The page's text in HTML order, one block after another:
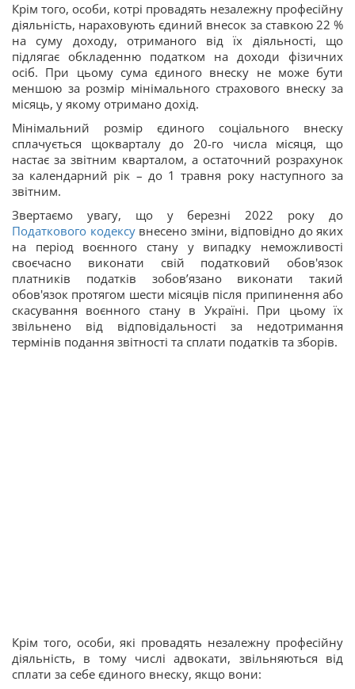
Крім того, особи, котрі провадять незалежну професійну
діяльність, нараховують єдиний внесок за ставкою 22 %
на суму доходу, отриманого від їх діяльності, що
підлягає обкладенню податком на доходи фізичних
осіб. При цьому сума єдиного внеску не може бути
меншою за розмір мінімального страхового внеску за
місяць, у якому отримано дохід.
Мінімальний розмір єдиного соціального внеску
сплачується щокварталу до 20-го числа місяця, що
настає за звітним кварталом, а остаточний розрахунок
за календарний рік – до 1 травня року наступного за
звітним.
Звертаємо увагу, що у березні 2022 року до
Податкового кодексувнесено зміни, відповідно до яких
на період воєнного стану у випадку неможливості
своєчасно виконати свій податковий обов'язок
платників податків зобов’язано виконати такий
обов'язок протягом шести місяців після припинення або
скасування воєнного стану в Україні. При цьому їх
звільнено від відповідальності за недотримання
термінів подання звітності та сплати податків та зборів.
Крім того, особи, які провадять незалежну професійну
діяльність, в тому числі адвокати, звільняються від
сплати за себе єдиного внеску, якщо вони: